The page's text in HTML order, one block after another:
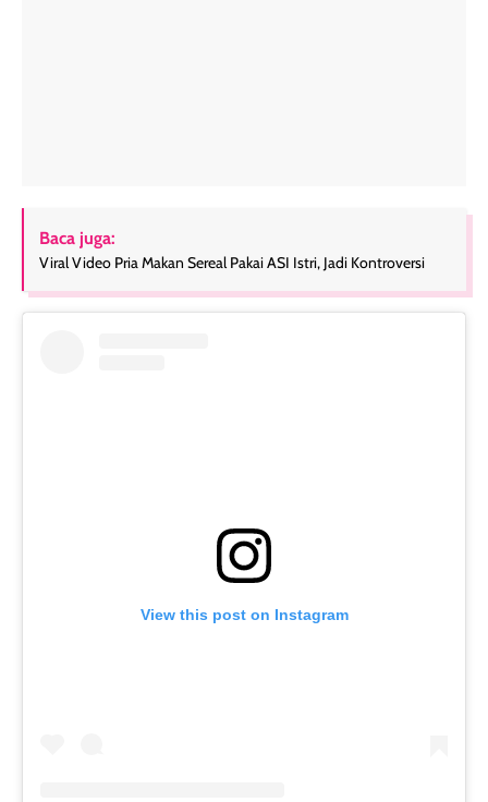
Baca juga:
Viral Video Pria Makan Sereal Pakai ASI Istri, Jadi Kontroversi
View this post on Instagram